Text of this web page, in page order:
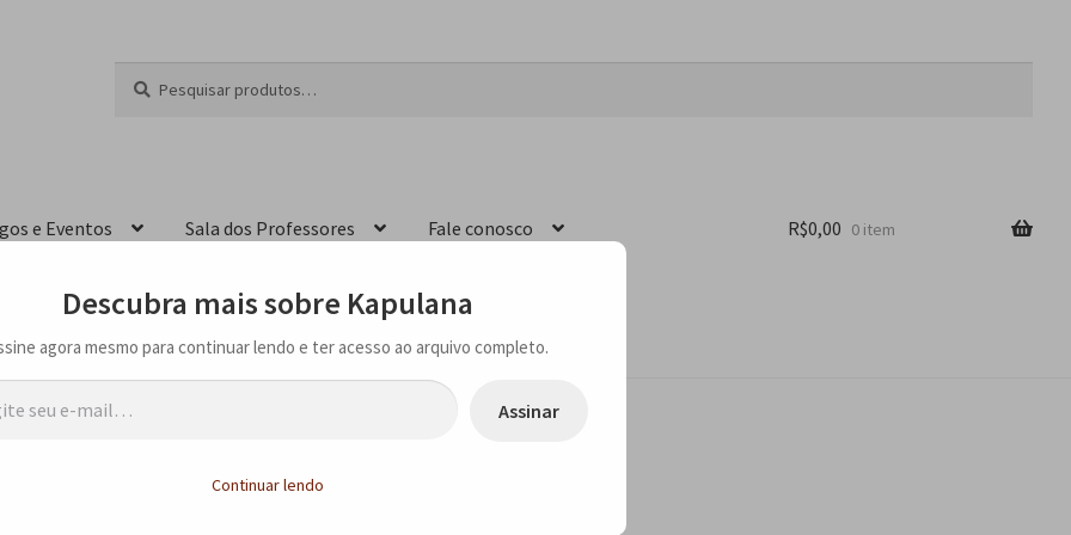
por:
e Eventos Sala dos Professores Fale conosco R$0,00 0 item
Descubra mais sobre Kapulana
agora mesmo para continuar lendo e ter acesso ao arquivo completo.
Assinar
Continuar lendo